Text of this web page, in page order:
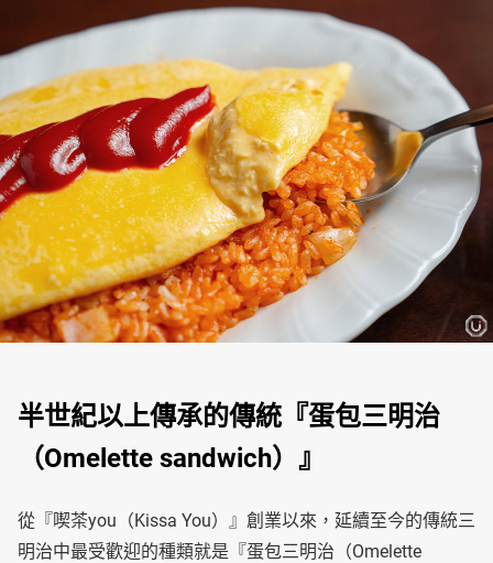
半世紀以上傳承的傳統『蛋包三明治
（Omelette sandwich）』
從『喫茶you（Kissa You）』創業以來，延續至今的傳統三
明治中最受歡迎的種類就是『蛋包三明治（Omelette